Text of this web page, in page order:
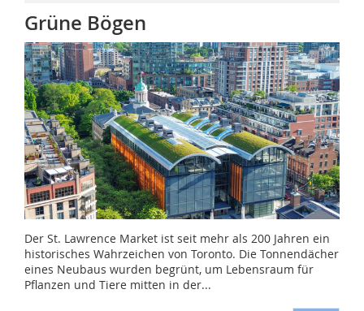
Grüne Bögen
Der St. Lawrence Market ist seit mehr als 200 Jahren ein
historisches Wahrzeichen von Toronto. Die Tonnendächer
eines Neubaus wurden begrünt, um Lebensraum für
Pflanzen und Tiere mitten in der...